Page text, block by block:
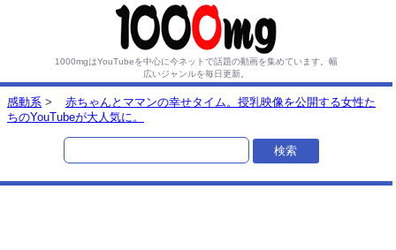
1000mgはYouTubeを中心に今ネットで話題の動画を集めています。 幅
広いジャンルを毎日更新。
感動系 >
赤ちゃんとママンの幸せタイム。授乳映像を公開する女性た
ちのYouTubeが大人気に。